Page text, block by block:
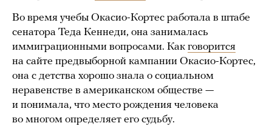
Во время учебы Окасио-Кортес работала в штабе
сенатора Теда Кеннеди, она занималась
иммиграционными вопросами. Как говорится
на сайте предвыборной кампании Окасио-Кортес,
она с детства хорошо знала о социальном
неравенстве в американском обществе —
и понимала, что место рождения человека
во многом определяет его судьбу.